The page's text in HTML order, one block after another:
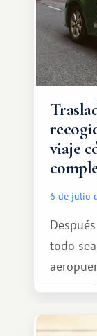
viaje
6 de julio
todo